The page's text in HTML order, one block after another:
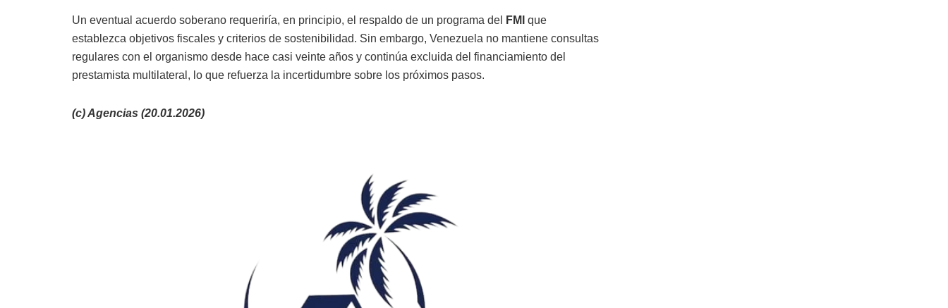
Un eventual acuerdo soberano requeriría, en principio, el respaldo de un programa del FMI que
establezca objetivos fiscales y criterios de sostenibilidad. Sin embargo, Venezuela no mantiene consultas
regulares con el organismo desde hace casi veinte años y continúa excluida del financiamiento del
prestamista multilateral, lo que refuerza la incertidumbre sobre los próximos pasos.
(c) Agencias (20.01.2026)